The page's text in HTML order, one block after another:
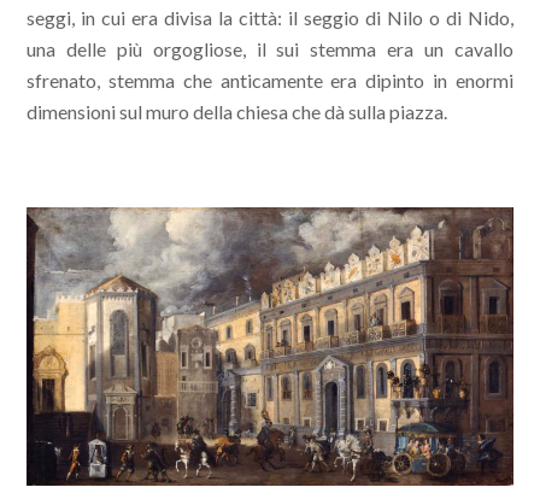
seggi, in cui era divisa la città: il seggio di Nilo o di Nido,
una delle più orgogliose, il sui stemma era un cavallo
sfrenato, stemma che anticamente era dipinto in enormi
dimensioni sul muro della chiesa che dà sulla piazza.